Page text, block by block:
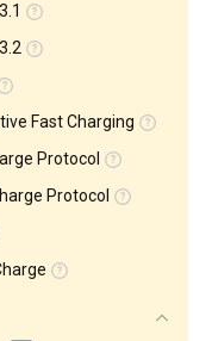
Fast Charging
Protocol
Protocol